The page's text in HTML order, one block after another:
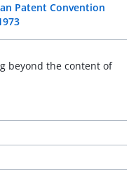
Patent Convention
beyond the content of